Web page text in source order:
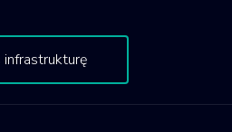
infrastrukturę